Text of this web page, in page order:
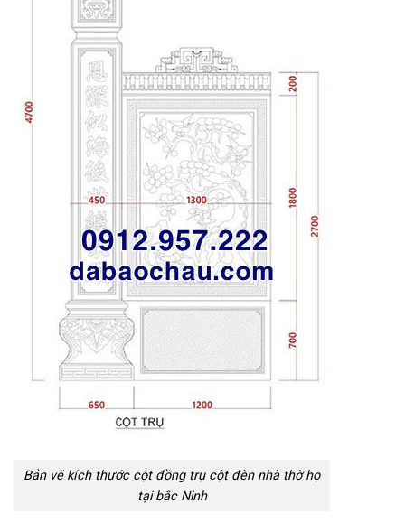
Bản vẽ kích thước cột đồng trụ cột đèn nhà thờ họ
tại bắc Ninh